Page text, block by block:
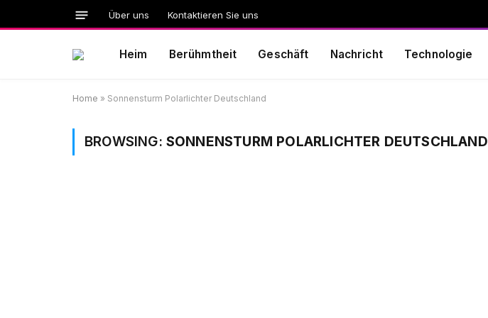
Über uns Kontaktieren Sie uns
Heim Berühmtheit Geschäft Nachricht Technologie
Home » Sonnensturm Polarlichter Deutschland
BROWSING: SONNENSTURM POLARLICHTER DEUTSCHLAND